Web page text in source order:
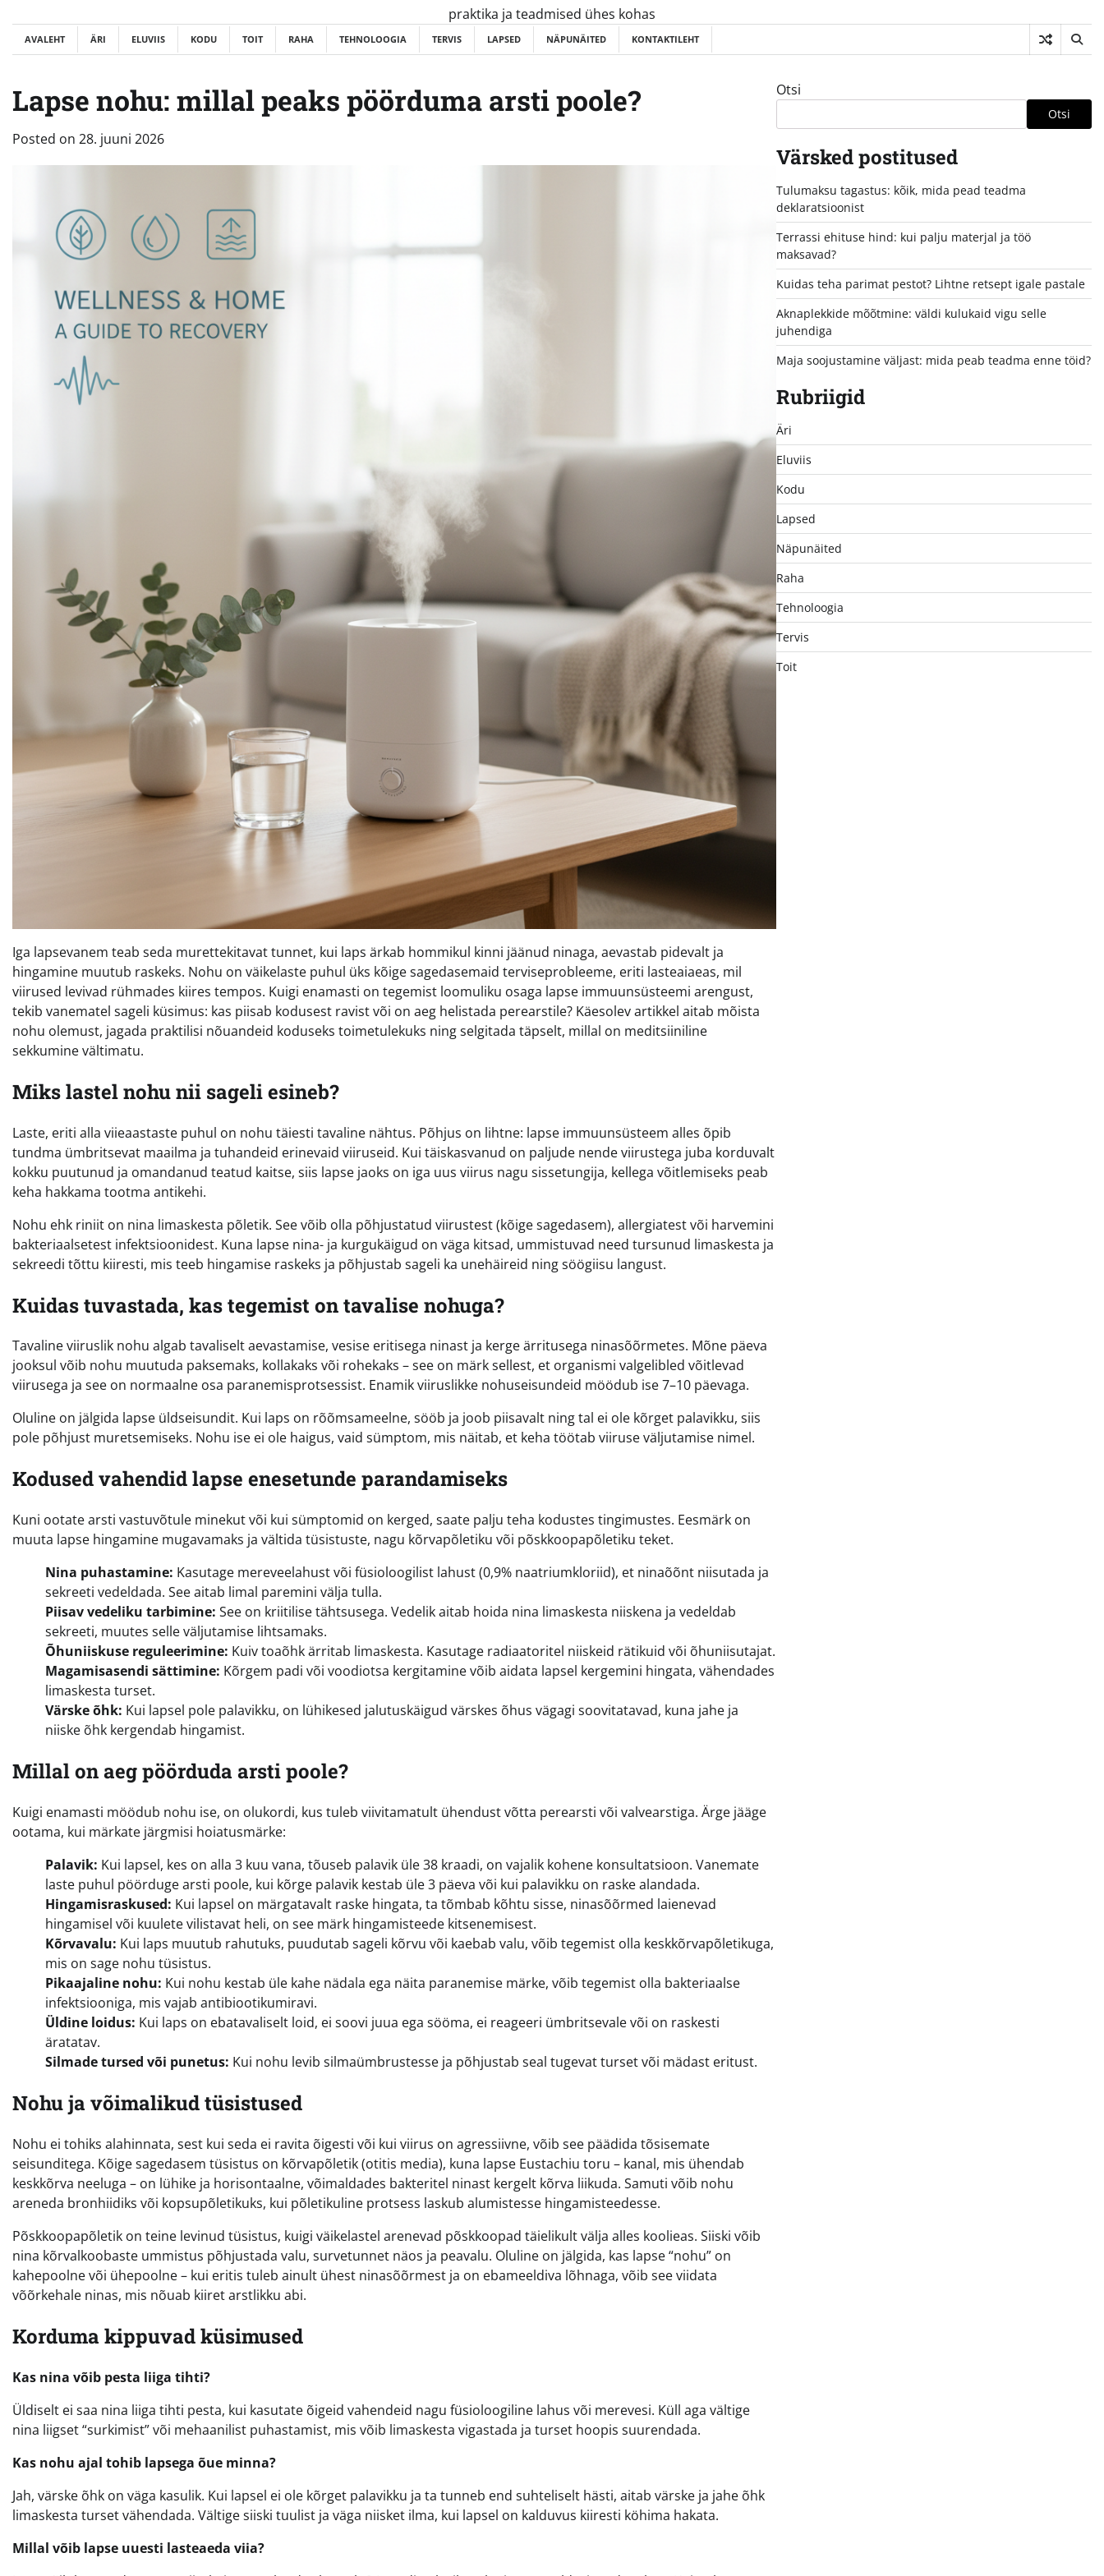
content
praktika ja teadmised ühes kohas
AVALEHT ÄRI ELUVIIS KODU TOIT RAHA TEHNOLOOGIA TERVIS LAPSED NÄPUNÄITED KONTAKTILEHT
Lapse nohu: millal peaks pöörduma arsti poole?
Posted on 28. juuni 2026
Iga lapsevanem teab seda murettekitavat tunnet, kui laps ärkab hommikul kinni jäänud ninaga, aevastab pidevalt ja
hingamine muutub raskeks. Nohu on väikelaste puhul üks kõige sagedasemaid terviseprobleeme, eriti lasteaiaeas, mil
viirused levivad rühmades kiires tempos. Kuigi enamasti on tegemist loomuliku osaga lapse immuunsüsteemi arengust,
tekib vanematel sageli küsimus: kas piisab kodusest ravist või on aeg helistada perearstile? Käesolev artikkel aitab mõista
nohu olemust, jagada praktilisi nõuandeid koduseks toimetulekuks ning selgitada täpselt, millal on meditsiiniline
sekkumine vältimatu.
Miks lastel nohu nii sageli esineb?
Laste, eriti alla viieaastaste puhul on nohu täiesti tavaline nähtus. Põhjus on lihtne: lapse immuunsüsteem alles õpib
tundma ümbritsevat maailma ja tuhandeid erinevaid viiruseid. Kui täiskasvanud on paljude nende viirustega juba korduvalt
kokku puutunud ja omandanud teatud kaitse, siis lapse jaoks on iga uus viirus nagu sissetungija, kellega võitlemiseks peab
keha hakkama tootma antikehi.
Nohu ehk riniit on nina limaskesta põletik. See võib olla põhjustatud viirustest (kõige sagedasem), allergiatest või harvemini
bakteriaalsetest infektsioonidest. Kuna lapse nina- ja kurgukäigud on väga kitsad, ummistuvad need tursunud limaskesta ja
sekreedi tõttu kiiresti, mis teeb hingamise raskeks ja põhjustab sageli ka unehäireid ning söögiisu langust.
Kuidas tuvastada, kas tegemist on tavalise nohuga?
Tavaline viiruslik nohu algab tavaliselt aevastamise, vesise eritisega ninast ja kerge ärritusega ninasõõrmetes. Mõne päeva
jooksul võib nohu muutuda paksemaks, kollakaks või rohekaks – see on märk sellest, et organismi valgelibled võitlevad
viirusega ja see on normaalne osa paranemisprotsessist. Enamik viiruslikke nohuseisundeid möödub ise 7–10 päevaga.
Oluline on jälgida lapse üldseisundit. Kui laps on rõõmsameelne, sööb ja joob piisavalt ning tal ei ole kõrget palavikku, siis
pole põhjust muretsemiseks. Nohu ise ei ole haigus, vaid sümptom, mis näitab, et keha töötab viiruse väljutamise nimel.
Kodused vahendid lapse enesetunde parandamiseks
Kuni ootate arsti vastuvõtule minekut või kui sümptomid on kerged, saate palju teha kodustes tingimustes. Eesmärk on
muuta lapse hingamine mugavamaks ja vältida tüsistuste, nagu kõrvapõletiku või põskkoopapõletiku teket.
Nina puhastamine: Kasutage mereveelahust või füsioloogilist lahust (0,9% naatriumkloriid), et ninaõõnt niisutada ja
sekreeti vedeldada. See aitab limal paremini välja tulla.
Piisav vedeliku tarbimine: See on kriitilise tähtsusega. Vedelik aitab hoida nina limaskesta niiskena ja vedeldab
sekreeti, muutes selle väljutamise lihtsamaks.
Õhuniiskuse reguleerimine: Kuiv toaõhk ärritab limaskesta. Kasutage radiaatoritel niiskeid rätikuid või õhuniisutajat.
Magamisasendi sättimine: Kõrgem padi või voodiotsa kergitamine võib aidata lapsel kergemini hingata, vähendades
limaskesta turset.
Värske õhk: Kui lapsel pole palavikku, on lühikesed jalutuskäigud värskes õhus vägagi soovitatavad, kuna jahe ja
niiske õhk kergendab hingamist.
Millal on aeg pöörduda arsti poole?
Kuigi enamasti möödub nohu ise, on olukordi, kus tuleb viivitamatult ühendust võtta perearsti või valvearstiga. Ärge jääge
ootama, kui märkate järgmisi hoiatusmärke:
Palavik: Kui lapsel, kes on alla 3 kuu vana, tõuseb palavik üle 38 kraadi, on vajalik kohene konsultatsioon. Vanemate
laste puhul pöörduge arsti poole, kui kõrge palavik kestab üle 3 päeva või kui palavikku on raske alandada.
Hingamisraskused: Kui lapsel on märgatavalt raske hingata, ta tõmbab kõhtu sisse, ninasõõrmed laienevad
hingamisel või kuulete vilistavat heli, on see märk hingamisteede kitsenemisest.
Kõrvavalu: Kui laps muutub rahutuks, puudutab sageli kõrvu või kaebab valu, võib tegemist olla keskkõrvapõletikuga,
mis on sage nohu tüsistus.
Pikaajaline nohu: Kui nohu kestab üle kahe nädala ega näita paranemise märke, võib tegemist olla bakteriaalse
infektsiooniga, mis vajab antibiootikumiravi.
Üldine loidus: Kui laps on ebatavaliselt loid, ei soovi juua ega sööma, ei reageeri ümbritsevale või on raskesti
äratatav.
Silmade tursed või punetus: Kui nohu levib silmaümbrustesse ja põhjustab seal tugevat turset või mädast eritust.
Nohu ja võimalikud tüsistused
Nohu ei tohiks alahinnata, sest kui seda ei ravita õigesti või kui viirus on agressiivne, võib see päädida tõsisemate
seisunditega. Kõige sagedasem tüsistus on kõrvapõletik (otitis media), kuna lapse Eustachiu toru – kanal, mis ühendab
keskkõrva neeluga – on lühike ja horisontaalne, võimaldades bakteritel ninast kergelt kõrva liikuda. Samuti võib nohu
areneda bronhiidiks või kopsupõletikuks, kui põletikuline protsess laskub alumistesse hingamisteedesse.
Põskkoopapõletik on teine levinud tüsistus, kuigi väikelastel arenevad põskkoopad täielikult välja alles koolieas. Siiski võib
nina kõrvalkoobaste ummistus põhjustada valu, survetunnet näos ja peavalu. Oluline on jälgida, kas lapse “nohu” on
kahepoolne või ühepoolne – kui eritis tuleb ainult ühest ninasõõrmest ja on ebameeldiva lõhnaga, võib see viidata
võõrkehale ninas, mis nõuab kiiret arstlikku abi.
Korduma kippuvad küsimused
Kas nina võib pesta liiga tihti?
Üldiselt ei saa nina liiga tihti pesta, kui kasutate õigeid vahendeid nagu füsioloogiline lahus või merevesi. Küll aga vältige
nina liigset “surkimist” või mehaanilist puhastamist, mis võib limaskesta vigastada ja turset hoopis suurendada.
Kas nohu ajal tohib lapsega õue minna?
Jah, värske õhk on väga kasulik. Kui lapsel ei ole kõrget palavikku ja ta tunneb end suhteliselt hästi, aitab värske ja jahe õhk
limaskesta turset vähendada. Vältige siiski tuulist ja väga niisket ilma, kui lapsel on kalduvus kiiresti köhima hakata.
Millal võib lapse uuesti lasteaeda viia?
Otsi
Otsi
Värsked postitused
Tulumaksu tagastus: kõik, mida pead teadma
deklaratsioonist
Terrassi ehituse hind: kui palju materjal ja töö
maksavad?
Kuidas teha parimat pestot? Lihtne retsept igale pastale
Aknaplekkide mõõtmine: väldi kulukaid vigu selle
juhendiga
Maja soojustamine väljast: mida peab teadma enne töid?
Rubriigid
Äri
Eluviis
Kodu
Lapsed
Näpunäited
Raha
Tehnoloogia
Tervis
Toit